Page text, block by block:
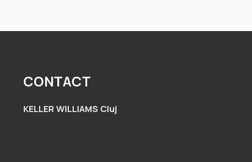
CONTACT
KELLER WILLIAMS Cluj